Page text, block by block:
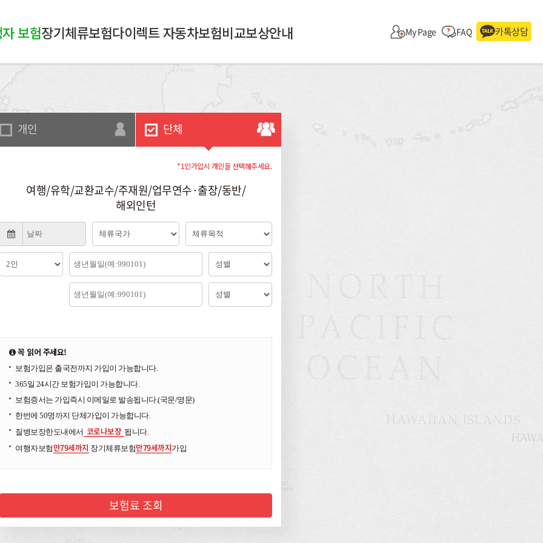
보험장기체류보험다이렉트 자동차보험비교보상안내 My Page FAQ 카톡상담
개인 단체
*1인가입시 개인을 선택해주세요.
여행/유학/교환교수/주재원/업무연수·출장/동반/
해외인턴
꼭 읽어 주세요!
보험가입은 출국전까지 가입이 가능합니다.
365일 24시간 보험가입이 가능합니다.
보험증서는 가입즉시 이메일로 발송됩니다.(국문/영문)
한번에 50명까지 단체가입이 가능합니다.
질병보장한도내에서 코로나보장 됩니다.
여행자보험 만79세까지 장기체류보험만79세까지가입